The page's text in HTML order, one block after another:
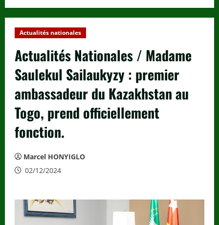
Actualités nationales
Actualités Nationales / Madame
Saulekul Sailaukyzy : premier
ambassadeur du Kazakhstan au
Togo, prend officiellement
fonction.
Marcel HONYIGLO
02/12/2024